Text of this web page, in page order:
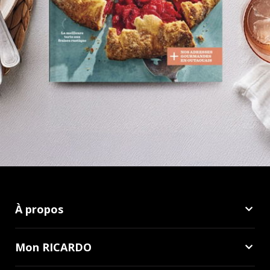
À propos
Mon RICARDO